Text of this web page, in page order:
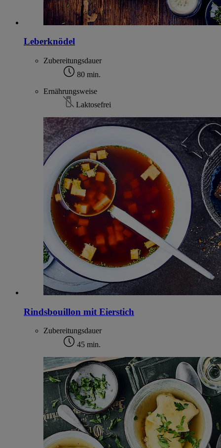
Leberknödel
Zubereitungsdauer
80 min.
Ernährungsweise
Laktosefrei
Rindsbouillon mit Eierstich
Zubereitungsdauer
45 min.